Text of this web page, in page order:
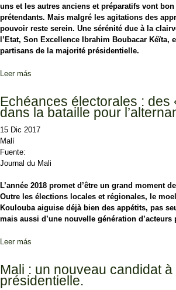
uns et les autres anciens et préparatifs vont
prétendants. Mais malgré les agitations des
pouvoir reste serein. Une sérénité due à la
l’Etat, Son Excellence Ibrahim Boubacar Kéïta,
partisans de la majorité présidentielle.
Leer más
Echéances électorales : des
dans la bataille pour
15 Dic 2017
Malí
Fuente:
Journal du Mali
L’année 2018 promet d’être un grand moment
Outre les élections locales et régionales, le
Koulouba aiguise déjà bien des appétits, pas
mais aussi d’une nouvelle génération d’acteurs
Leer más
Mali : un nouveau candidat à
présidentielle.